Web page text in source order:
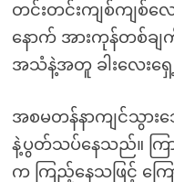
တင်းတင်းကျစ်ကျစ်လ
နောက် အားကုန်တစ်ခ
အသံနဲ့အတူ ခါးလေး
အစမတန်နာကျင်သွာ
နဲ့ပွတ်သပ်နေသည်။ ကြ
က ကြည့်နေသဖြင့် ကြ